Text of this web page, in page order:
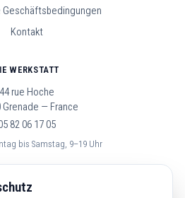
Kontakt
WERKSTATT
44 rue Hoche
Grenade — France
82 06 17 05
bis Samstag, 9–19 Uhr
FOLGE UNS